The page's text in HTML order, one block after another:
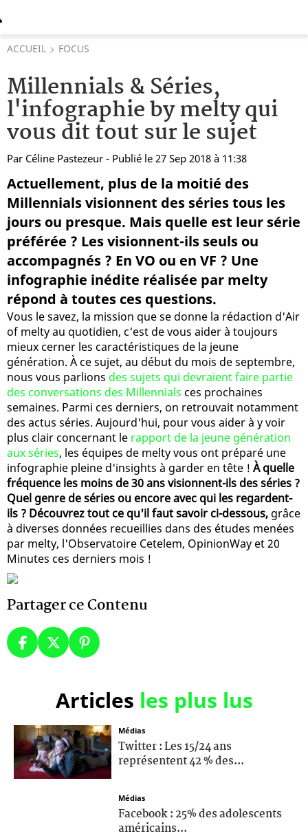
ACCUEIL FOCUS
Millennials & Séries,
l'infographie by melty qui
vous dit tout sur le sujet
Par Céline Pastezeur - Publié le 27 Sep 2018 à 11:38
Actuellement, plus de la moitié des
Millennials visionnent des séries tous les
jours ou presque. Mais quelle est leur série
préférée ? Les visionnent-ils seuls ou
accompagnés ? En VO ou en VF ? Une
infographie inédite réalisée par melty
répond à toutes ces questions.
Vous le savez, la mission que se donne la rédaction d'Air
of melty au quotidien, c'est de vous aider à toujours
mieux cerner les caractéristiques de la jeune
génération. À ce sujet, au début du mois de septembre,
nous vous parlions des sujets qui devraient faire partie
des conversations des Millennials ces prochaines
semaines. Parmi ces derniers, on retrouvait notamment
des actus séries. Aujourd'hui, pour vous aider à y voir
plus clair concernant le rapport de la jeune génération
aux séries, les équipes de melty vous ont préparé une
infographie pleine d'insights à garder en tête ! À quelle
fréquence les moins de 30 ans visionnent-ils des séries ?
Quel genre de séries ou encore avec qui les regardent-
ils ? Découvrez tout ce qu'il faut savoir ci-dessous, grâce
à diverses données recueillies dans des études menées
par melty, l'Observatoire Cetelem, OpinionWay et 20
Minutes ces derniers mois !
Partager ce Contenu
Articles les plus lus
Médias
Twitter : Les 15/24 ans
représentent 42 % des...
Médias
Facebook : 25% des adolescents
américains...